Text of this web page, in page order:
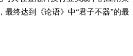
最终达到《论语》中“君子不器”的最